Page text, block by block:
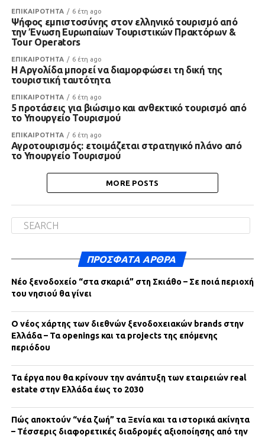
ΕΠΙΚΑΙΡΟΤΗΤΑ 6 έτη ago
Ψήφος εμπιστοσύνης στον ελληνικό τουρισμό από
την Ένωση Ευρωπαίων Τουριστικών Πρακτόρων &
Tour Operators
ΕΠΙΚΑΙΡΟΤΗΤΑ 6 έτη ago
Η Αργολίδα μπορεί να διαμορφώσει τη δική της
τουριστική ταυτότητα
ΕΠΙΚΑΙΡΟΤΗΤΑ 6 έτη ago
5 προτάσεις για βιώσιμο και ανθεκτικό τουρισμό από
το Υπουργείο Τουρισμού
ΕΠΙΚΑΙΡΟΤΗΤΑ 6 έτη ago
Αγροτουρισμός: ετοιμάζεται στρατηγικό πλάνο από
το Υπουργείο Τουρισμού
MORE POSTS
ΠΡΌΣΦΑΤΑ ΆΡΘΡΑ
Νέο ξενοδοχείο “στα σκαριά” στη Σκιάθο – Σε ποιά περιοχή
του νησιού θα γίνει
Ο νέος χάρτης των διεθνών ξενοδοχειακών brands στην
Ελλάδα – Τα openings και τα projects της επόμενης
περιόδου
Τα έργα που θα κρίνουν την ανάπτυξη των εταιρειών real
estate στην Ελλάδα έως το 2030
Πώς αποκτούν “νέα ζωή” τα Ξενία και τα ιστορικά ακίνητα
– Τέσσερις διαφορετικές διαδρομές αξιοποίησης από την